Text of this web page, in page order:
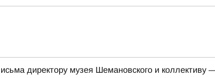
директору музея Шемановского и коллективу